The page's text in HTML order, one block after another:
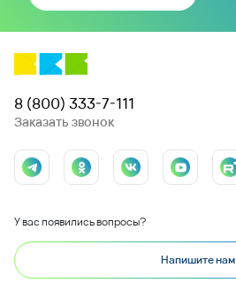
8 (800) 333-7-111
Заказать звонок
У вас появились вопросы?
Напишите нам